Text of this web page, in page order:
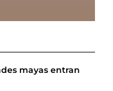
mayas entran